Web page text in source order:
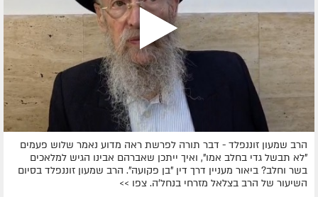
הרב שמעון זוננפלד - דבר תורה לפרשת ראה מדוע נאמר שלוש פעמים
"לא תבשל גדי בחלב אמו", ואיך ייתכן שאברהם אבינו הגיש למלאכים
בשר וחלב? ביאור מעניין דרך דין "בן פקועה". הרב שמעון זוננפלד בסיום
השיעור של הרב בצלאל מזרחי בנחל'ה. צפו >>